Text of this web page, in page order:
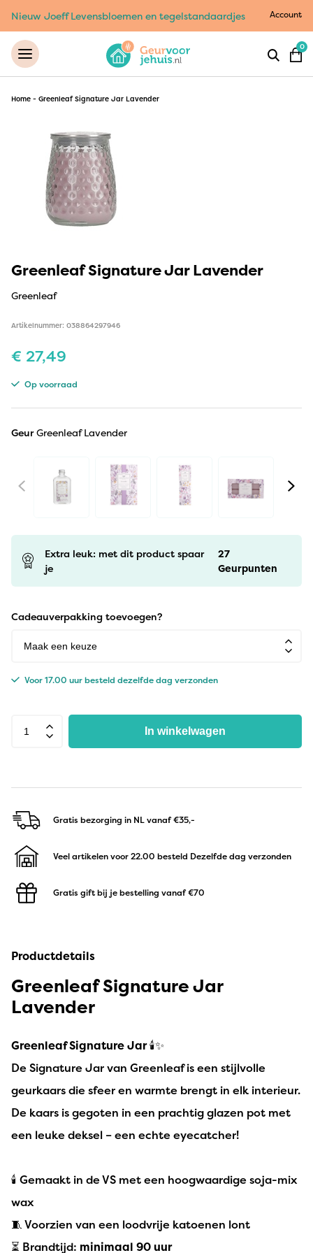
Nieuw Joeff Levensbloemen en tegelstandaardjes Account
0
Home - Greenleaf Signature Jar Lavender
Greenleaf Signature Jar Lavender
Greenleaf
Artikelnummer: 038864297946
€ 27,49
Op voorraad
GeurGreenleaf Lavender
Extra leuk: met dit product spaar
je
27
Geurpunten
Cadeauverpakking toevoegen?
Voor 17.00 uur besteld dezelfde dag verzonden
In winkelwagen
Gratis bezorging in NLvanaf €35,-
Veel artikelen voor 22.00 besteld Dezelfde dag verzonden
Gratis gift bij je bestelling vanaf €70
Productdetails
Greenleaf Signature Jar
Lavender
Greenleaf Signature Jar🕯️✨
De Signature Jar van Greenleaf is een stijlvolle
geurkaars die sfeer en warmte brengt in elk interieur.
De kaars is gegoten in een prachtig glazen pot met
een leuke deksel – een echte eyecatcher!
🕯️ Gemaakt in de VS met een hoogwaardige soja-mix
wax
🧵 Voorzien van een loodvrije katoenen lont
⏳ Brandtijd: minimaal 90 uur